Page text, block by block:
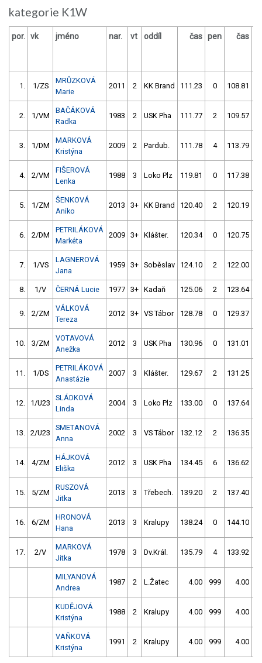
kategorie K1W
por. vk jméno nar. vt oddíl čas pen čas
1. 1/ZS
MRŮZKOVÁ
Marie
2011 2 KK Brand 111.23 0 108.81
2. 1/VM
BAČÁKOVÁ
Radka
1983 2 USK Pha 111.77 2 109.57
3. 1/DM
MARKOVÁ
Kristýna
2009 2 Pardub. 111.78 4 113.79
4. 2/VM
FIŠEROVÁ
Lenka
1988 3 Loko Plz 119.81 0 117.38
5. 1/ZM
ŠENKOVÁ
Aniko
2013 3+ KK Brand 120.40 2 120.19
6. 2/DM
PETRILÁKOVÁ
Markéta
2009 3+ Klášter. 120.34 0 120.75
7. 1/VS
LAGNEROVÁ
Jana
1959 3+ Soběslav 124.10 2 122.00
8. 1/V ČERNÁ Lucie 1977 3+ Kadaň 125.06 2 123.64
9. 2/ZM
VÁLKOVÁ
Tereza
2012 3+ VS Tábor 128.78 0 129.37
10. 3/ZM
VOTAVOVÁ
Anežka
2012 3 USK Pha 130.96 0 131.01
11. 1/DS
PETRILÁKOVÁ
Anastázie
2007 3 Klášter. 129.67 2 131.25
12. 1/U23
SLÁDKOVÁ
Linda
2004 3 Loko Plz 133.00 0 137.64
13. 2/U23
SMETANOVÁ
Anna
2002 3 VS Tábor 132.12 2 136.35
14. 4/ZM
HÁJKOVÁ
Eliška
2012 3 USK Pha 134.45 6 136.62
15. 5/ZM
RUSZOVÁ
Jitka
2013 3 Třebech. 139.20 2 137.40
16. 6/ZM
HRONOVÁ
Hana
2013 3 Kralupy 138.24 0 144.10
17. 2/V
MARKOVÁ
Jitka
1978 3 Dv.Král. 135.79 4 133.92
MILYANOVÁ
Andrea
1987 2 L.Žatec 4.00 999 4.00
KUDĚJOVÁ
Kristýna
1988 2 Kralupy 4.00 999 4.00
VAŇKOVÁ
Kristýna
1991 2 Kralupy 4.00 999 4.00